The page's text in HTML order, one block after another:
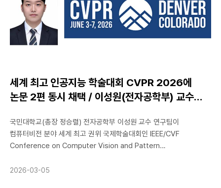
기대했다. 위성락 국가안보실장은 위촉식에서 “국가 안보는 정파를
넘어선 ‘국민의 생존’ 문제”라며 “정부 정책에 대해 가감 없는 의견과
창의적인 제언을 아끼지 말아달라”고 당부했다. 국가안보실은 제1기
정책자문위원 위촉식에 이어 첫 전체 회의도 열고 주요 안보 현안에
국가안보실 정책 수립 및 주요 현안에 대한 자문을 지속한다는
방침이다. 제1기 사이버안보 정책자문위원으로 위촉된 한동국 교수는
암호장비 등 임베디드 하드웨어 보안장치에서 물리적 정보 기반
이후 석/박사 졸업생을 국정원, 국가보안기술연구소,
한국전자통신연구원, 방첩사, 777사령부, 방산 보안 기업 등과 같이
특수한 정보보안 임무를 수행해야 하는 기관으로 배출하였다. 최근
내성을 제공하는 기술로 2025년 특허기술상 2등 충무공상을
세계 최고 인공지능 학술대회 CVPR 2026에
논문 2편 동시 채택 / 이성원(전자공학부) 교수
국민대학교(총장 정승렬) 전자공학부 이성원 교수 연구팀이
컴퓨터비전 분야 세계 최고 권위 국제학술대회인 IEEE/CVF
Conference on Computer Vision and Pattern
성과를 거뒀다. IEEE/CVF Conference on Computer Vision and
2026-03-05